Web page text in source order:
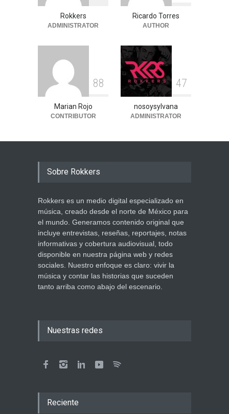
Rokkers
ADMINISTRATOR
Ricardo Torres
AUTHOR
88
Marian Rojo
CONTRIBUTOR
47
nosoysylvana
ADMINISTRATOR
Sobre Rokkers
Rokkers es un medio digital especializado en
música, creado desde el norte de México para
el mundo. Generamos contenido original que
incluye entrevistas, reseñas, reportajes, notas
informativas y cobertura audiovisual, todo
disponible en nuestra página web y redes
sociales. Nuestro enfoque es claro: vivir la
música y contar las historias que suceden
tanto arriba como abajo del escenario.
Nuestras redes
Reciente